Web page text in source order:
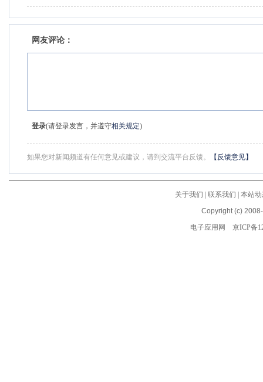
网友评论：
登录(请登录发言，并遵守相关规定)
如果您对新闻频道有任何意见或建议，请到交流平台反馈。 【反馈意见】
关于我们 联系我们
本站
Copyright (c)
电子应用网
京ICP备